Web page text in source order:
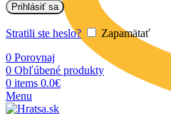
Prihlásiť sa
Stratili ste heslo?
Zapamätať
0 Porovnaj
0 Obľúbené produkty
0 items 0.0€
Menu